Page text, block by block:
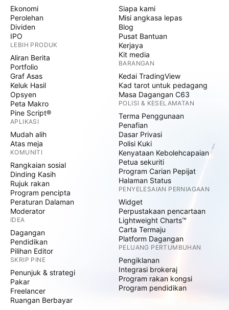
Ekonomi
Perolehan
Dividen
IPO
LEBIH PRODUK
Aliran Berita
Portfolio
Graf Asas
Keluk Hasil
Opsyen
Peta Makro
Pine Script®
APLIKASI
Mudah alih
Atas meja
KOMUNITI
Rangkaian sosial
Dinding Kasih
Rujuk rakan
Program pencipta
Peraturan Dalaman
Moderator
IDEA
Dagangan
Pendidikan
Pilihan Editor
SKRIP PINE
Penunjuk & strategi
Pakar
Freelancer
Ruangan Berbayar
Siapa kami
Misi angkasa lepas
Blog
Pusat Bantuan
Kerjaya
Kit media
BARANGAN
Kedai TradingView
Kad tarot untuk pedagang
Masa Dagangan C63
POLISI & KESELAMATAN
Terma Penggunaan
Penafian
Dasar Privasi
Polisi Kuki
Kenyataan Kebolehcapaian
Petua sekuriti
Program Carian Pepijat
Halaman Status
PENYELESAIAN PERNIAGAAN
Widget
Perpustakaan pencartaan
Lightweight Charts™
Carta Termaju
Platform Dagangan
PELUANG PERTUMBUHAN
Pengiklanan
Integrasi brokeraj
Program rakan kongsi
Program pendidikan